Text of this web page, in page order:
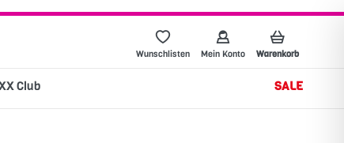
Wunschlisten Mein Konto Warenkorb
Club SALE